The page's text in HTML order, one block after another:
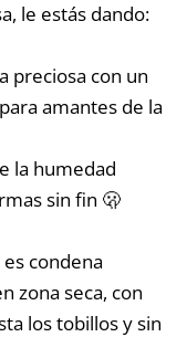
le estás dando:
preciosa con un
amantes de la
la humedad
sin fin 🫢
condena
zona seca, con
los tobillos y sin